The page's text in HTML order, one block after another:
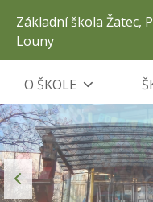
Základní škola Žatec,
Louny
O ŠKOLE